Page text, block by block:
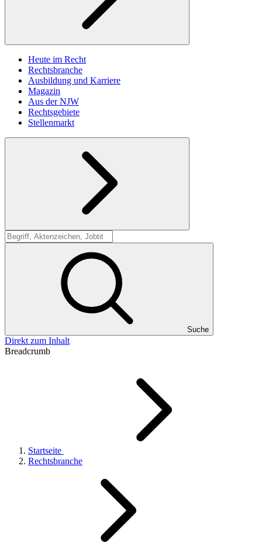
Heute im Recht
Rechtsbranche
Ausbildung und Karriere
Magazin
Aus der NJW
Rechtsgebiete
Stellenmarkt
Suche
Suche
Direkt zum Inhalt
Breadcrumb
Startseite
Rechtsbranche